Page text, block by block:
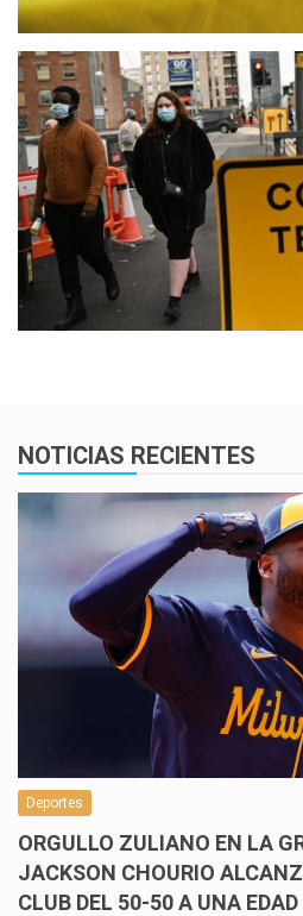
NOTICIAS RECIENTES
Deportes
ORGULLO ZULIANO EN LA
JACKSON CHOURIO
CLUB DEL 50-50 A UNA